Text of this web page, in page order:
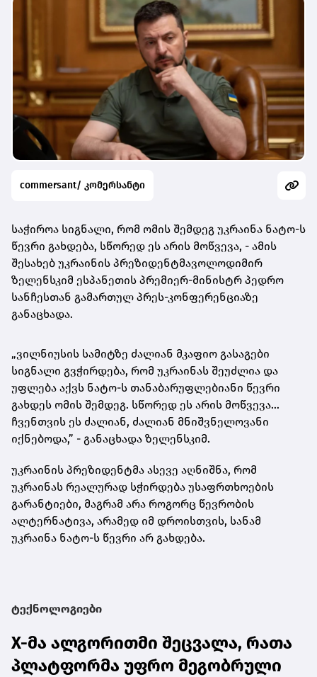
commersant/ კომერსანტი
საჭიროა სიგნალი, რომ ომის შემდეგ უკრაინა ნატო-ს
წევრი გახდება, სწორედ ეს არის მოწვევა, - ამის
შესახებ უკრაინის პრეზიდენტმავოლოდიმირ
ზელენსკიმ ესპანეთის პრემიერ-მინისტრ პედრო
სანჩესთან გამართულ პრეს-კონფერენციაზე
განაცხადა.
„ვილნიუსის სამიტზე ძალიან მკაფიო გასაგები
სიგნალი გვჭირდება, რომ უკრაინას შეუძლია და
უფლება აქვს ნატო-ს თანაბარუფლებიანი წევრი
გახდეს ომის შემდეგ. სწორედ ეს არის მოწვევა…
ჩვენთვის ეს ძალიან, ძალიან მნიშვნელოვანი
იქნებოდა,” - განაცხადა ზელენსკიმ.
უკრაინის პრეზიდენტმა ასევე აღნიშნა, რომ
უკრაინას რეალურად სჭირდება უსაფრთხოების
გარანტიები, მაგრამ არა როგორც წევრობის
ალტერნატივა, არამედ იმ დროისთვის, სანამ
უკრაინა ნატო-ს წევრი არ გახდება.
ტექნოლოგიები
X-მა ალგორითმი შეცვალა, რათა
პლატფორმა უფრო მეგობრული